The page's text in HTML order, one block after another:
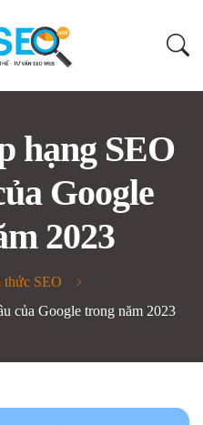
hạng SEO
Google
2023
thức SEO
của Google trong năm 2023